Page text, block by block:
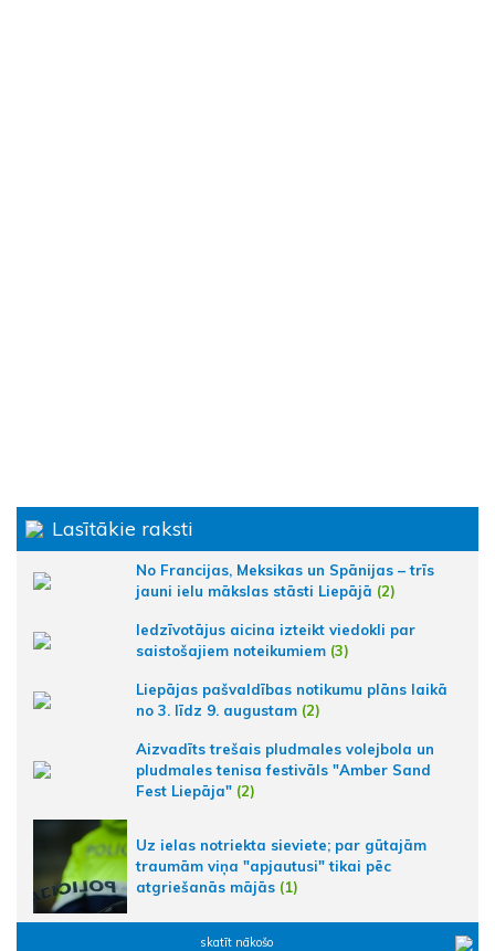
Lasītākie raksti
No Francijas, Meksikas un Spānijas – trīs
jauni ielu mākslas stāsti Liepājā (2)
Iedzīvotājus aicina izteikt viedokli par
saistošajiem noteikumiem (3)
Liepājas pašvaldības notikumu plāns laikā
no 3. līdz 9. augustam (2)
Aizvadīts trešais pludmales volejbola un
pludmales tenisa festivāls "Amber Sand
Fest Liepāja" (2)
Uz ielas notriekta sieviete; par gūtajām
traumām viņa "apjautusi" tikai pēc
atgriešanās mājās (1)
skatīt nākošo